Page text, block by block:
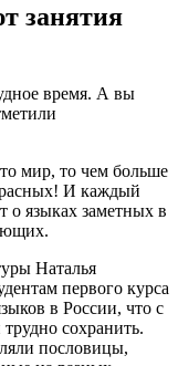
занятия
время. А вы
мир, то чем больше
И каждый
о языках заметных в
Наталья
первого курса
в России, что с
сохранить.
пословицы,